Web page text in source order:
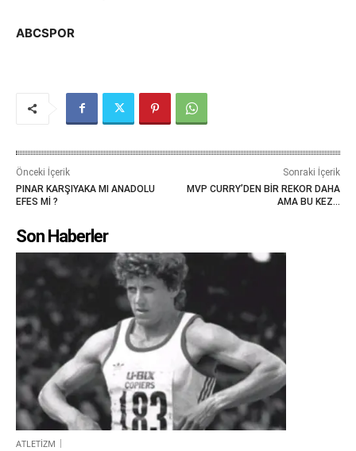
ABCSPOR
Önceki İçerik
PINAR KARŞIYAKA MI ANADOLU
EFES Mİ ?
Sonraki İçerik
MVP CURRY’DEN BİR REKOR DAHA
AMA BU KEZ…
Son Haberler
ATLETİZM